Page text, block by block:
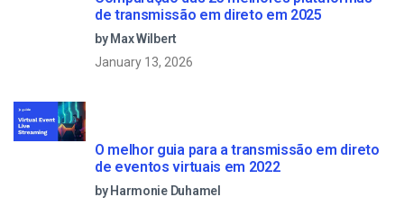
de transmissão em direto em 2025
by Max Wilbert
January 13, 2026
O melhor guia para a transmissão em direto
de eventos virtuais em 2022
by Harmonie Duhamel